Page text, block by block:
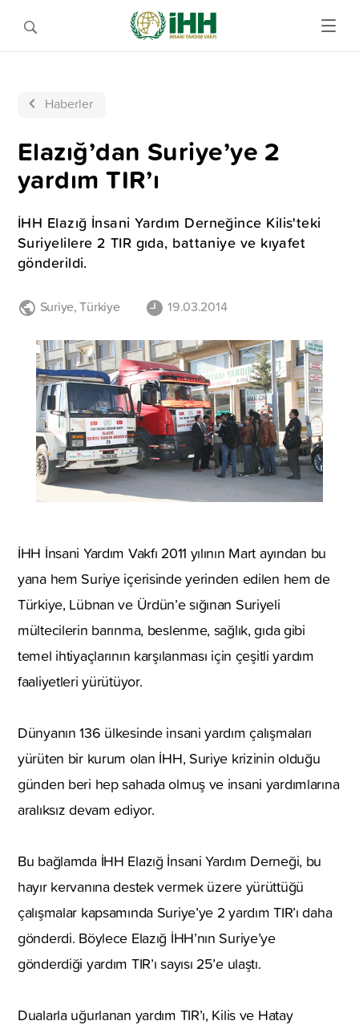
Haberler
Elazığ’dan Suriye’ye 2
yardım TIR’ı
İHH Elazığ İnsani Yardım Derneğince Kilis'teki
Suriyelilere 2 TIR gıda, battaniye ve kıyafet
gönderildi.
Suriye,Türkiye 19.03.2014
İHH İnsani Yardım Vakfı 2011 yılının Mart ayından bu
yana hem Suriye içerisinde yerinden edilen hem de
Türkiye, Lübnan ve Ürdün’e sığınan Suriyeli
mültecilerin barınma, beslenme, sağlık, gıda gibi
temel ihtiyaçlarının karşılanması için çeşitli yardım
faaliyetleri yürütüyor.
Dünyanın 136 ülkesinde insani yardım çalışmaları
yürüten bir kurum olan İHH, Suriye krizinin olduğu
günden beri hep sahada olmuş ve insani yardımlarına
aralıksız devam ediyor.
Bu bağlamda İHH Elazığ İnsani Yardım Derneği, bu
hayır kervanına destek vermek üzere yürüttüğü
çalışmalar kapsamında Suriye’ye 2 yardım TIR’ı daha
gönderdi. Böylece Elazığ İHH’nın Suriye’ye
gönderdiği yardım TIR’ı sayısı 25’e ulaştı.
Dualarla uğurlanan yardım TIR’ı, Kilis ve Hatay